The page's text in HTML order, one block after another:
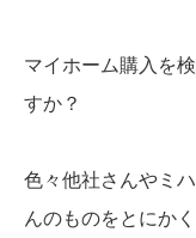
マイホーム購入を
すか？
色々他社さんやミ
んのものをとにか